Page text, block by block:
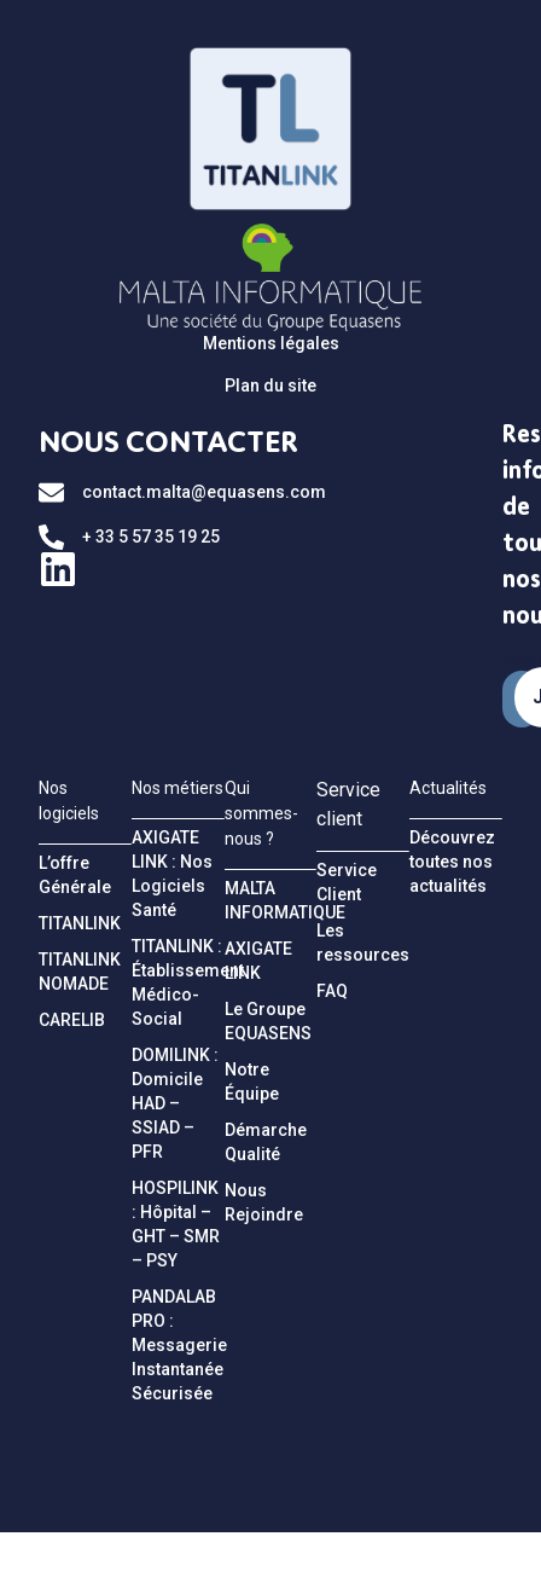
Mentions légales
Plan du site
NOUS CONTACTER
contact.malta@equasens.com
+ 33 5 57 35 19 25
de
nos
Nos
logiciels
L’offre
Générale
TITANLINK
TITANLINK
NOMADE
CARELIB
Nos métiers
AXIGATE
LINK : Nos
Logiciels
Santé
TITANLINK :
Établissement
Médico-
Social
DOMILINK :
Domicile
HAD –
SSIAD –
PFR
HOSPILINK
: Hôpital –
GHT – SMR
– PSY
PANDALAB
PRO :
Messagerie
Instantanée
Sécurisée
Qui
sommes-
nous ?
MALTA
INFORMATIQUE
AXIGATE
LINK
Le Groupe
EQUASENS
Notre
Équipe
Démarche
Qualité
Nous
Rejoindre
Service
client
Service
Client
Les
ressources
FAQ
Actualités
Découvrez
toutes nos
actualités